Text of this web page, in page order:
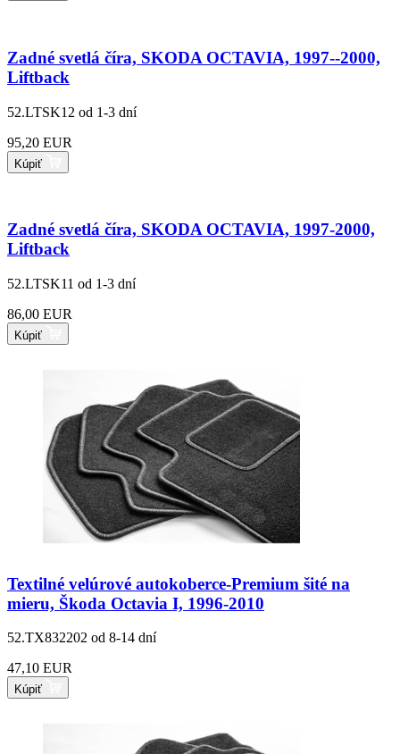
Zadné svetlá číra, SKODA OCTAVIA, 1997--2000,
Liftback
52.LTSK12 od 1-3 dní
95,20 EUR
Kúpiť
Zadné svetlá číra, SKODA OCTAVIA, 1997-2000,
Liftback
52.LTSK11 od 1-3 dní
86,00 EUR
Kúpiť
Textilné velúrové autokoberce-Premium šité na
mieru, Škoda Octavia I, 1996-2010
52.TX832202 od 8-14 dní
47,10 EUR
Kúpiť